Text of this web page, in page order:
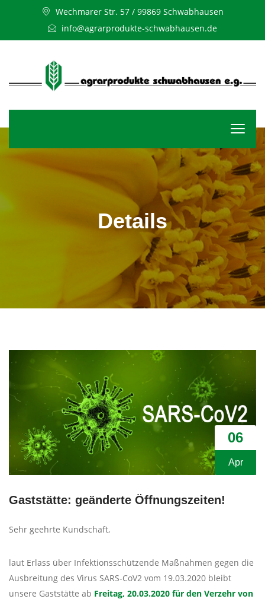
Wechmarer Str. 57 / 99869 Schwabhausen
info@agrarprodukte-schwabhausen.de
Details
06
Apr
Gaststätte: geänderte Öffnungszeiten!
Sehr geehrte Kundschaft,
laut Erlass über Infektionsschützende Maßnahmen gegen die
Ausbreitung des Virus SARS-CoV2 vom 19.03.2020 bleibt
unsere Gaststätte ab Freitag, 20.03.2020 für den Verzehr von